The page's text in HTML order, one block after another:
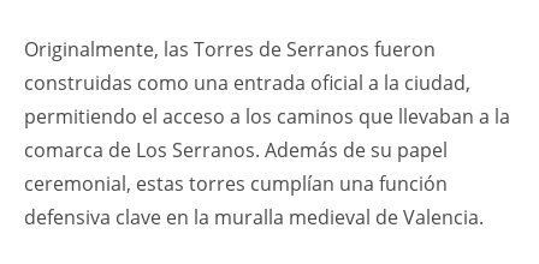
Originalmente, las Torres de Serranos fueron
construidas como una entrada oficial a la ciudad,
permitiendo el acceso a los caminos que llevaban a la
comarca de Los Serranos. Además de su papel
ceremonial, estas torres cumplían una función
defensiva clave en la muralla medieval de Valencia.